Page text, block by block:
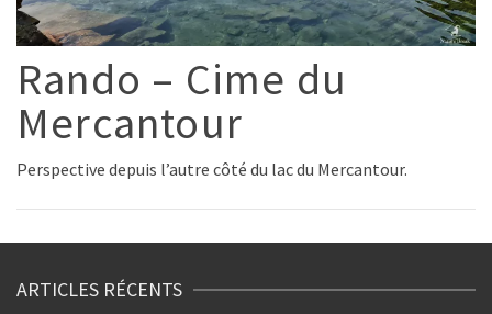
Rando – Cime du
Mercantour
Perspective depuis l’autre côté du lac du Mercantour.
ARTICLES RÉCENTS